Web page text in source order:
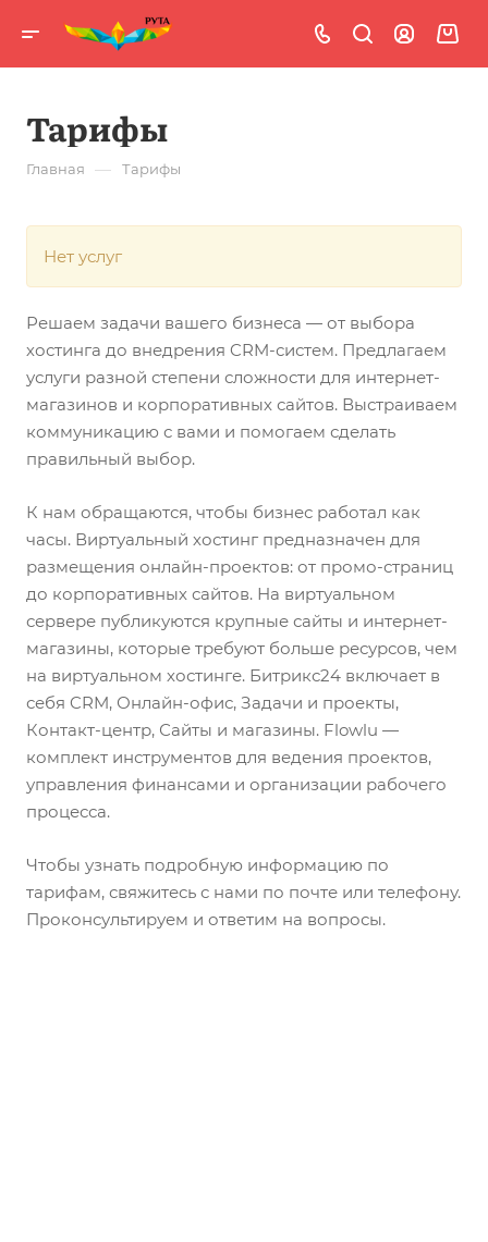
Тарифы
Главная — Тарифы
Нет услуг
Решаем задачи вашего бизнеса — от выбора
хостинга до внедрения CRM-систем. Предлагаем
услуги разной степени сложности для интернет-
магазинов и корпоративных сайтов. Выстраиваем
коммуникацию с вами и помогаем сделать
правильный выбор.
К нам обращаются, чтобы бизнес работал как
часы. Виртуальный хостинг предназначен для
размещения онлайн-проектов: от промо-страниц
до корпоративных сайтов. На виртуальном
сервере публикуются крупные сайты и интернет-
магазины, которые требуют больше ресурсов, чем
на виртуальном хостинге. Битрикс24 включает в
себя CRM, Онлайн-офис, Задачи и проекты,
Контакт-центр, Сайты и магазины. Flowlu —
комплект инструментов для ведения проектов,
управления финансами и организации рабочего
процесса.
Чтобы узнать подробную информацию по
тарифам, свяжитесь с нами по почте или телефону.
Проконсультируем и ответим на вопросы.